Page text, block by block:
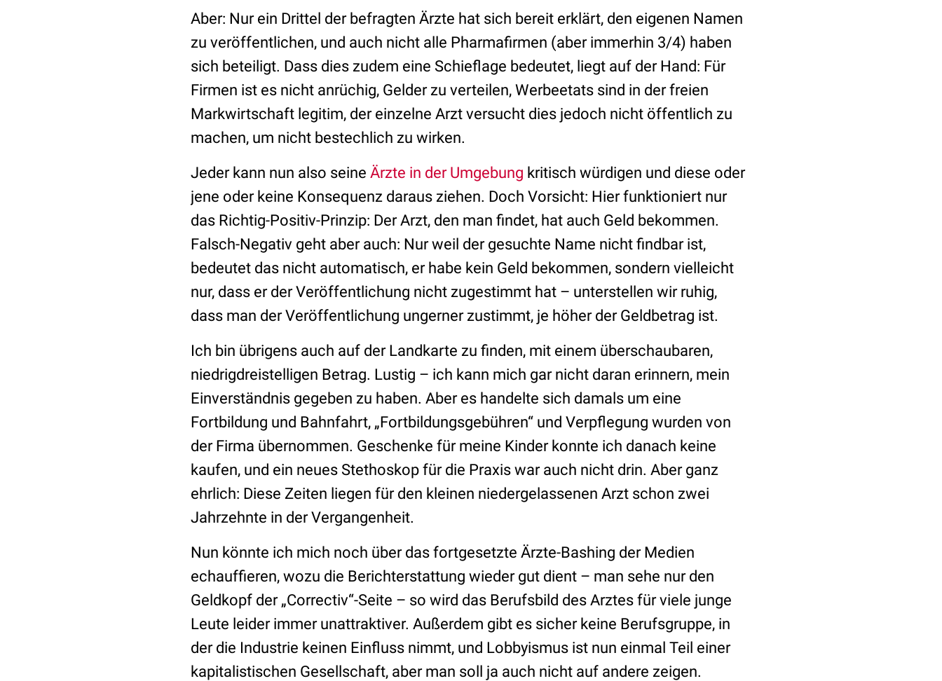
Aber: Nur ein Drittel der befragten Ärzte hat sich bereit erklärt, den eigenen Namen
zu veröffentlichen, und auch nicht alle Pharmafirmen (aber immerhin 3/4) haben
sich beteiligt. Dass dies zudem eine Schieflage bedeutet, liegt auf der Hand: Für
Firmen ist es nicht anrüchig, Gelder zu verteilen, Werbeetats sind in der freien
Markwirtschaft legitim, der einzelne Arzt versucht dies jedoch nicht öffentlich zu
machen, um nicht bestechlich zu wirken.
Jeder kann nun also seine Ärzte in der Umgebung kritisch würdigen und diese oder
jene oder keine Konsequenz daraus ziehen. Doch Vorsicht: Hier funktioniert nur
das Richtig-Positiv-Prinzip: Der Arzt, den man findet, hat auch Geld bekommen.
Falsch-Negativ geht aber auch: Nur weil der gesuchte Name nicht findbar ist,
bedeutet das nicht automatisch, er habe kein Geld bekommen, sondern vielleicht
nur, dass er der Veröffentlichung nicht zugestimmt hat – unterstellen wir ruhig,
dass man der Veröffentlichung ungerner zustimmt, je höher der Geldbetrag ist.
Ich bin übrigens auch auf der Landkarte zu finden, mit einem überschaubaren,
niedrigdreistelligen Betrag. Lustig – ich kann mich gar nicht daran erinnern, mein
Einverständnis gegeben zu haben. Aber es handelte sich damals um eine
Fortbildung und Bahnfahrt, „Fortbildungsgebühren“ und Verpflegung wurden von
der Firma übernommen. Geschenke für meine Kinder konnte ich danach keine
kaufen, und ein neues Stethoskop für die Praxis war auch nicht drin. Aber ganz
ehrlich: Diese Zeiten liegen für den kleinen niedergelassenen Arzt schon zwei
Jahrzehnte in der Vergangenheit.
Nun könnte ich mich noch über das fortgesetzte Ärzte-Bashing der Medien
echauffieren, wozu die Berichterstattung wieder gut dient – man sehe nur den
Geldkopf der „Correctiv“-Seite – so wird das Berufsbild des Arztes für viele junge
Leute leider immer unattraktiver. Außerdem gibt es sicher keine Berufsgruppe, in
der die Industrie keinen Einfluss nimmt, und Lobbyismus ist nun einmal Teil einer
kapitalistischen Gesellschaft, aber man soll ja auch nicht auf andere zeigen.